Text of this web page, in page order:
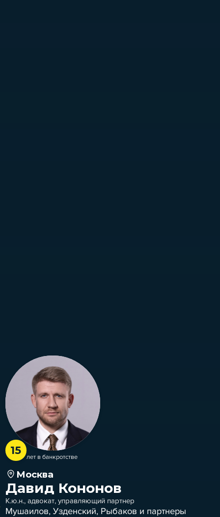
15
лет в банкротстве
Москва
Давид Кононов
К.ю.н., адвокат, управляющий партнер
Мушаилов, Узденский, Рыбаков и партнеры